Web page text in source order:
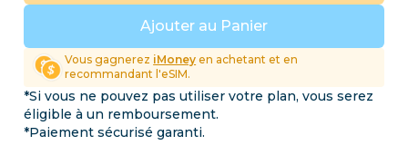
Ajouter au Panier
Vous gagnerez iMoney en achetant et en
recommandant l'eSIM.
*Si vous ne pouvez pas utiliser votre plan, vous serez
éligible à un remboursement.
*Paiement sécurisé garanti.